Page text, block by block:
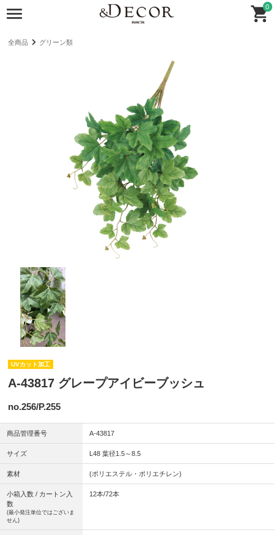
0
全商品 グリーン類
UVカット加工
A-43817 グレープアイビーブッシュ
no.256/P.255
商品管理番号 A-43817
サイズ L48 葉径1.5～8.5
素材 (ポリエステル・ポリエチレン)
小箱入数 / カートン入
数
(最小発注単位ではございま
せん)
12本/72本